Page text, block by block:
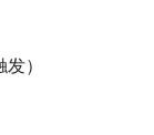
）